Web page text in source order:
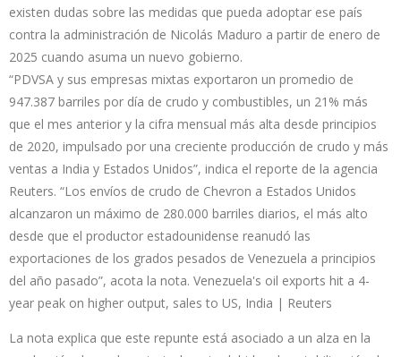
existen dudas sobre las medidas que pueda adoptar ese país
contra la administración de Nicolás Maduro a partir de enero de
2025 cuando asuma un nuevo gobierno.
“PDVSA y sus empresas mixtas exportaron un promedio de
947.387 barriles por día de crudo y combustibles, un 21% más
que el mes anterior y la cifra mensual más alta desde principios
de 2020, impulsado por una creciente producción de crudo y más
ventas a India y Estados Unidos”, indica el reporte de la agencia
Reuters. “Los envíos de crudo de Chevron a Estados Unidos
alcanzaron un máximo de 280.000 barriles diarios, el más alto
desde que el productor estadounidense reanudó las
exportaciones de los grados pesados de Venezuela a principios
del año pasado”, acota la nota. Venezuela's oil exports hit a 4-
year peak on higher output, sales to US, India | Reuters
La nota explica que este repunte está asociado a un alza en la